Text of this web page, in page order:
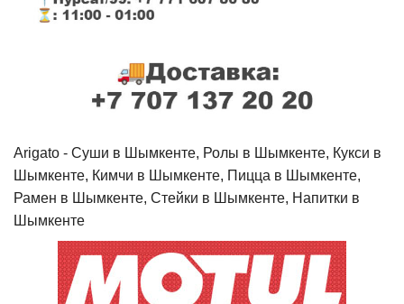
Arigato - Cуши в Шымкенте, Ролы в Шымкенте, Кукси в
Шымкенте, Кимчи в Шымкенте, Пицца в Шымкенте,
Рамен в Шымкенте, Стейки в Шымкенте, Напитки в
Шымкенте